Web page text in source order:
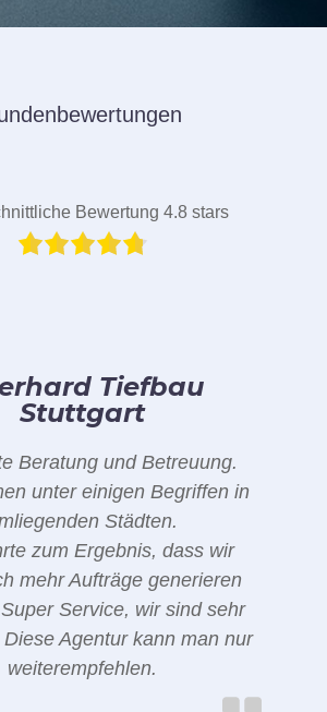
Bewertung 4.8 stars
Tiefbau
Stuttgart
Beratung und Betreuung.
unter einigen Begriffen in
Städten.
zum Ergebnis, dass wir
mehr Aufträge generieren
Service, wir sind sehr
Agentur kann man nur
weiterempfehlen.